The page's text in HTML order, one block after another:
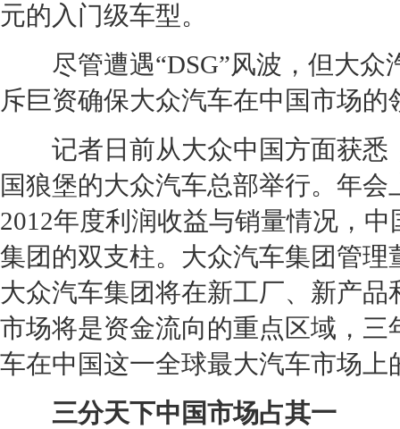
元的入门级车型。
尽管遭遇“DSG”风波，但大众
斥巨资确保大众汽车在中国市场的
记者日前从大众中国方面获悉
国狼堡的大众汽车总部举行。年会
2012年度利润收益与销量情况，
集团的双支柱。 大众汽车集团管理
大众汽车集团将在新工厂、新产
市场将是资金流向的重点区域，
车在中国这一全球最大汽车市场上
三分天下中国市场占其一